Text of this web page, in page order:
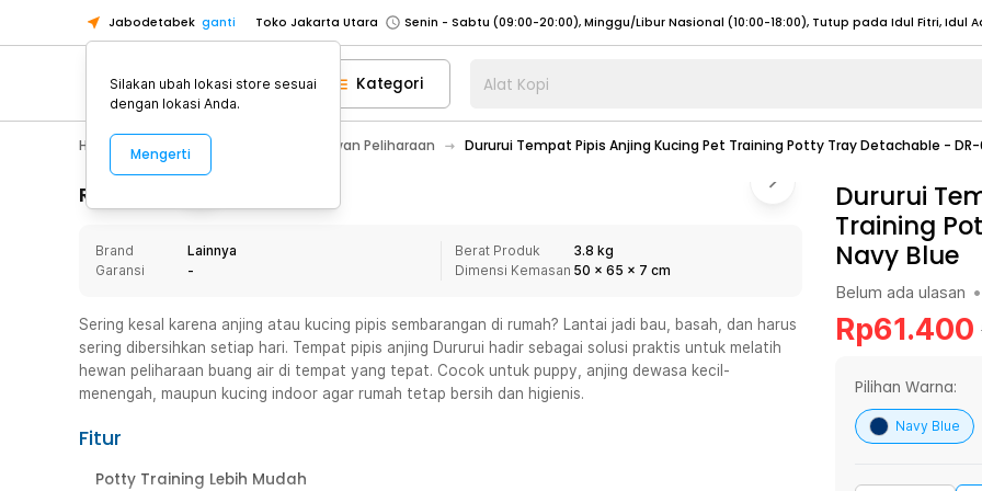
Jabodetabek ganti Toko Jakarta Utara
Toko Tangerang
Toko Cikupa
Pick n Go Jakarta Barat
Senin - Jumat (07:00 - 20:00), Sabtu - Minggu (08:00 - 20:00), Tutup pada Idul Fitri
Pick n Go Bekasi
Senin - Jumat (08:00 - 20:00), Sabtu - Minggu/ Libur Nasional (08:00 - 17:00) Selengkapnya
Senin - Jumat (08:00 - 20:00), Sabtu - Minggu/ Libur Nasional (08:00 - 17:00) Selengkapnya
Senin - Sabtu (09:00-20:00), Minggu/Libur Nasional (12:00-20:00), Tutup pada Idul Fitri
Senin - Sabtu (09:00-20:00), Minggu/Libur Nasional (12:00-20:00), Tutup pada Idul Fitri
Toko Tangerang
Toko Cikupa
Pick n Go Jakarta Barat
Senin - Jumat (07:00 - 20:00), Sabtu - Minggu (08:00 - 20:00), Tutup pada Idul Fitri
Senin - Jumat (08:00 - 20:00), Sabtu - Minggu/ Libur Nasional (08:00 - 17:00) Selengkapnya
Kategori Alat Kopi
Home Appliance Perlengkapan Hewan Peliharaan Dururui Tempat Pipis Anjing Kucing Pet Training Potty Tray Detachable -
Rincian Produk
Brand
Lainnya
Garansi
-
Berat Produk
3.8 kg
Dimensi Kemasan 50 x 65 x 7 cm
Sering kesal karena anjing atau kucing pipis sembarangan di rumah? Lantai jadi bau, basah, dan harus
sering dibersihkan setiap hari. Tempat pipis anjing Dururui hadir sebagai solusi praktis untuk melatih
hewan peliharaan buang air di tempat yang tepat. Cocok untuk puppy, anjing dewasa kecil-
menengah, maupun kucing indoor agar rumah tetap bersih dan higienis.
Fitur
Potty Training Lebih Mudah
Dururui
Training
Navy Blue
Belum ada ulasan •
Rp61.400
Pilihan Warna:
Navy Blue
Silakan ubah lokasi store sesuai
dengan lokasi Anda.
Mengerti